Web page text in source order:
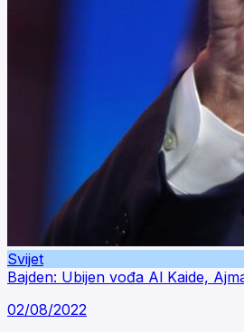
Svijet
Bajden: Ubijen vođa Al Kaide,
02/08/2022